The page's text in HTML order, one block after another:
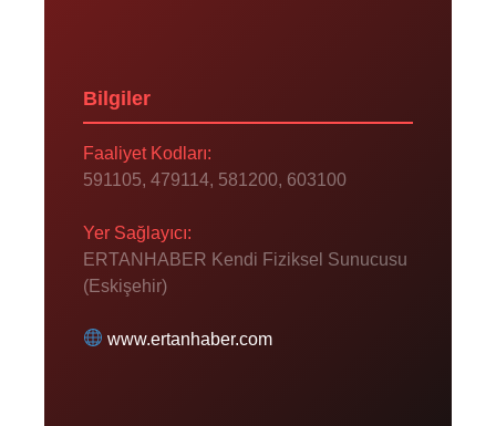
Bilgiler
Faaliyet Kodları:
591105, 479114, 581200, 603100
Yer Sağlayıcı:
ERTANHABER Kendi Fiziksel Sunucusu
(Eskişehir)
www.ertanhaber.com